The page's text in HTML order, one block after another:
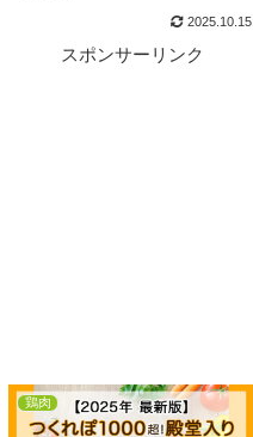
2025.10.15
スポンサーリンク
鶏肉